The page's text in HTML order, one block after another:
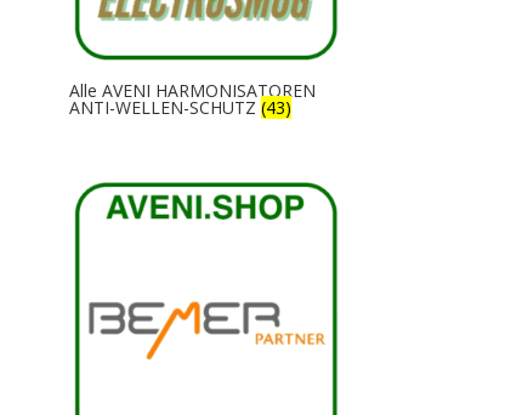
Alle AVENI HARMONISATOREN
ANTI-WELLEN-SCHUTZ(43)